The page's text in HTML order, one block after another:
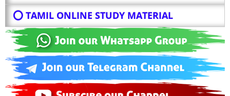
⭕ TAMIL ONLINE STUDY MATERIAL